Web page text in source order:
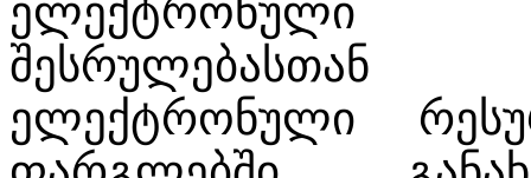
ელექტრონული
შესრულებასთან
ელექტრონული